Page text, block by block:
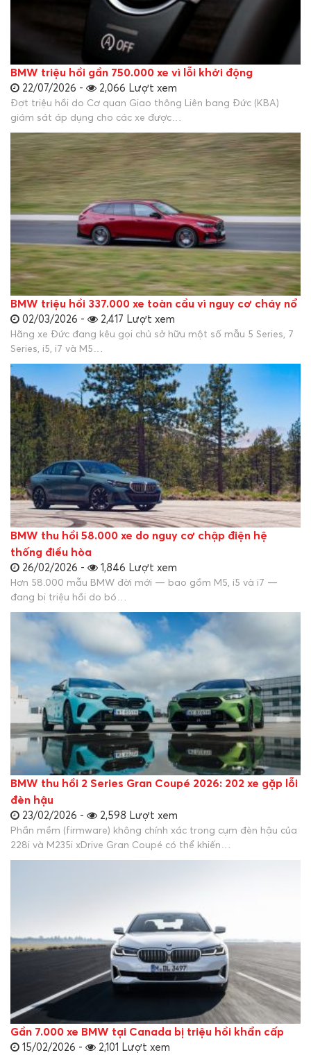
BMW triệu hồi gần 750.000 xe vì lỗi khởi động
22/07/2026 - 2,066 Lượt xem
Đợt triệu hồi do Cơ quan Giao thông Liên bang Đức (KBA)
giám sát áp dụng cho các xe được…
BMW triệu hồi 337.000 xe toàn cầu vì nguy cơ cháy nổ
02/03/2026 - 2,417 Lượt xem
Hãng xe Đức đang kêu gọi chủ sở hữu một số mẫu 5 Series, 7
Series, i5, i7 và M5…
BMW thu hồi 58.000 xe do nguy cơ chập điện hệ
thống điều hòa
26/02/2026 - 1,846 Lượt xem
Hơn 58.000 mẫu BMW đời mới — bao gồm M5, i5 và i7 —
đang bị triệu hồi do bó…
BMW thu hồi 2 Series Gran Coupé 2026: 202 xe gặp lỗi
đèn hậu
23/02/2026 - 2,598 Lượt xem
Phần mềm (firmware) không chính xác trong cụm đèn hậu của
228i và M235i xDrive Gran Coupé có thể khiến…
Gần 7.000 xe BMW tại Canada bị triệu hồi khẩn cấp
15/02/2026 - 2,101 Lượt xem